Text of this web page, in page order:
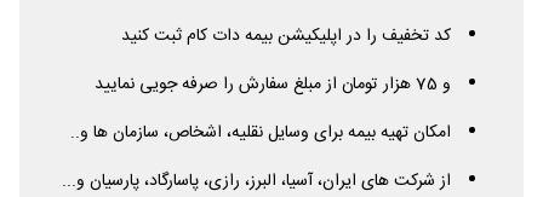
کد تخفیف را در اپلیکیشن بیمه دات کام ثبت کنید
و 75 هزار تومان از مبلغ سفارش را صرفه جویی نمایید
امکان تهیه بیمه برای وسایل نقلیه، اشخاص، سازمان ها و..
از شرکت های ایران، آسیا، البرز، رازی، پاسارگاد، پارسیان و...